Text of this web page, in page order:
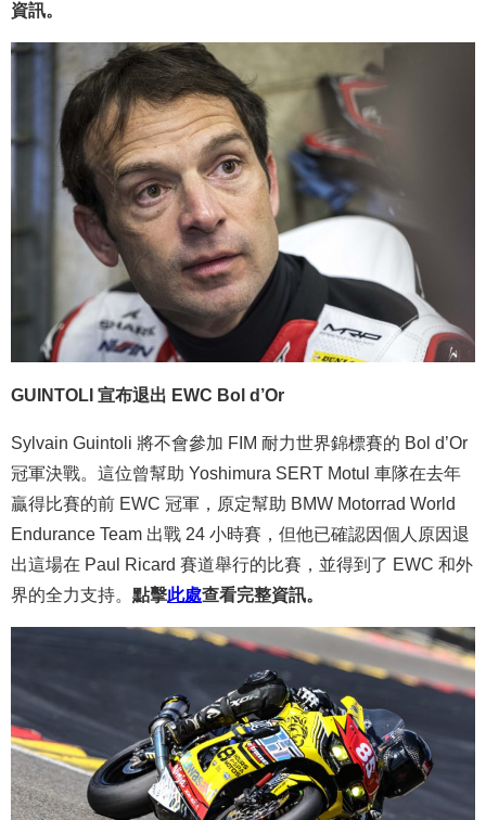
資訊。
GUINTOLI 宣布退出 EWC Bol d’Or
Sylvain Guintoli 將不會參加 FIM 耐力世界錦標賽的 Bol d’Or
冠軍決戰。這位曾幫助 Yoshimura SERT Motul 車隊在去年
贏得比賽的前 EWC 冠軍，原定幫助 BMW Motorrad World
Endurance Team 出戰 24 小時賽，但他已確認因個人原因退
出這場在 Paul Ricard 賽道舉行的比賽，並得到了 EWC 和外
界的全力支持。 點擊此處查看完整資訊。